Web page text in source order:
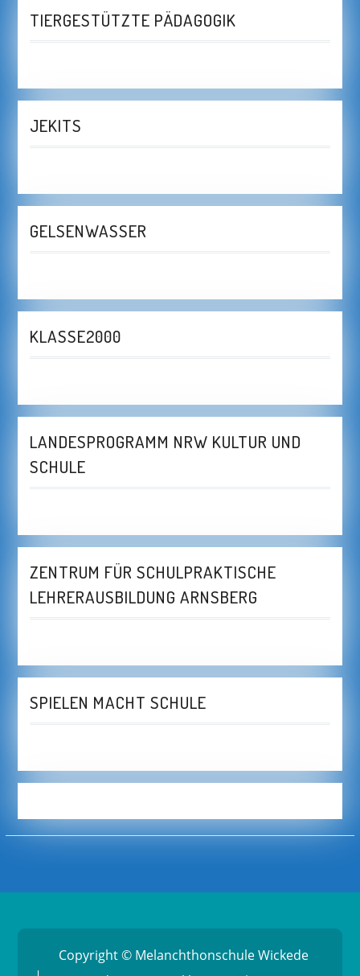
TIERGESTÜTZTE PÄDAGOGIK
JEKITS
GELSENWASSER
KLASSE2000
LANDESPROGRAMM NRW KULTUR UND
SCHULE
ZENTRUM FÜR SCHULPRAKTISCHE
LEHRERAUSBILDUNG ARNSBERG
SPIELEN MACHT SCHULE
Copyright © Melanchthonschule Wickede